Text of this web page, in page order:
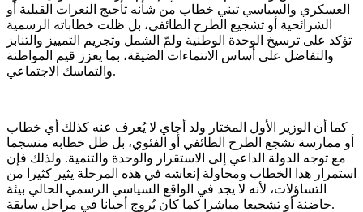
العسكري والسياسي تبني خطاب من شأنه تأجيج النعرات القبلية أو
الشرائحية أو تشجيع الطرح الطائفي، بل ظلت خطاباته الرسمية
تؤكد على ترسيخ الوحدة الوطنية ولمّ الشمل وتجريم التمييز والتنابز
والتفاضل على أساس الانتماءات الضيقة، بما يعزز قيم المواطنة
والتماسك الاجتماعي.
كما أن الوزير الأول المختار ولد أجاي لا يُعرف عنه كذلك أي خطاب
أو ممارسة تشجع الطرح الطائفي أو الفئوي، بل ظل خطابه منسجما
مع توجه الدولة الداعي إلى الاستقرار والوحدة والتنمية. ولذلك فإن
استمرار هذا الخطاب ومحاولة إنعاشه في هذه المرحلة يثير كثيرا من
التساؤلات، لأنه لا يجد في الواقع السياسي الرسمي الحالي بيئة
حاضنة أو تشجيعا مباشرا كما كان يُروج أحيانا في مراحل سابقة.